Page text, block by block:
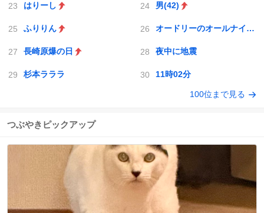
はりーし 男(42)
ふりりん オードリーのオールナイトニッポン
長崎原爆の日 夜中に地震
杉本ラララ 11時02分
100位まで見る
つぶやきピックアップ